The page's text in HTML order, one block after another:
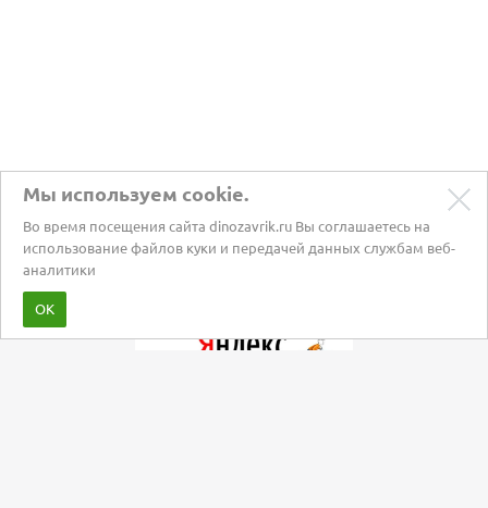
Мы используем cookie.
Во время посещения сайта dinozavrik.ru Вы соглашаетесь на
использование файлов куки и передачей данных службам веб-
аналитики
ОК